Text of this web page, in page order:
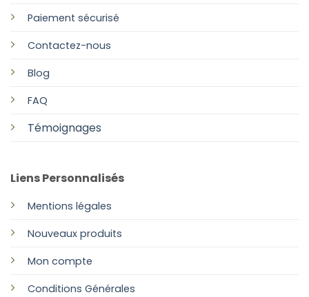
Paiement sécurisé
Contactez-nous
Blog
FAQ
Témoignages
Liens Personnalisés
Mentions légales
Nouveaux produits
Mon compte
Conditions Générales